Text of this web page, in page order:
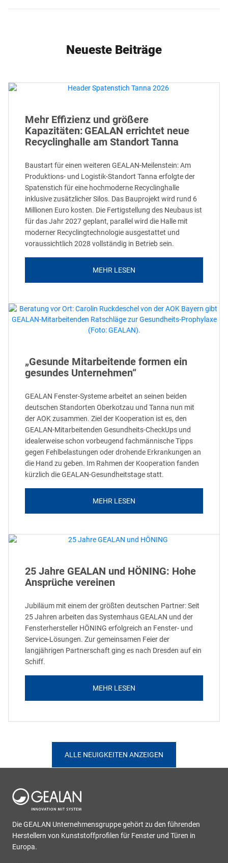
Neueste Beiträge
Mehr Effizienz und größere
Kapazitäten: GEALAN errichtet neue
Recyclinghalle am Standort Tanna
Baustart für einen weiteren GEALAN-Meilenstein: Am
Produktions- und Logistik-Standort Tanna erfolgte der
Spatenstich für eine hochmoderne Recyclinghalle
inklusive zusätzlicher Silos. Das Bauprojekt wird rund 6
Millionen Euro kosten. Die Fertigstellung des Neubaus ist
für das Jahr 2027 geplant, parallel wird die Halle mit
moderner Recyclingtechnologie ausgestattet und
voraussichtlich 2028 vollständig in Betrieb sein.
MEHR LESEN
„Gesunde Mitarbeitende formen ein
gesundes Unternehmen“
GEALAN Fenster-Systeme arbeitet an seinen beiden
deutschen Standorten Oberkotzau und Tanna nun mit
der AOK zusammen. Ziel der Kooperation ist es, den
GEALAN-Mitarbeitenden Gesundheits-CheckUps und
idealerweise schon vorbeugend fachmännische Tipps
gegen Fehlbelastungen oder drohende Erkrankungen an
die Hand zu geben. Im Rahmen der Kooperation fanden
kürzlich die GEALAN-Gesundheitstage statt.
MEHR LESEN
25 Jahre GEALAN und HÖNING: Hohe
Ansprüche vereinen
Jubiläum mit einem der größten deutschen Partner: Seit
25 Jahren arbeiten das Systemhaus GEALAN und der
Fensterhersteller HÖNING erfolgreich an Fenster- und
Service-Lösungen. Zur gemeinsamen Feier der
langjährigen Partnerschaft ging es nach Dresden auf ein
Schiff.
MEHR LESEN
ALLE NEUIGKEITEN ANZEIGEN
Die GEALAN Unternehmensgruppe gehört zu den führenden
Herstellern von Kunststoffprofilen für Fenster und Türen in
Europa.